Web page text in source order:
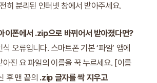
히 분리된 인터넷 창에서 받아주세요.
이폰에서 .zip으로 바뀌어서 받아졌다면?
오류입니다. 스마트폰 기본 ‘파일’ 앱에
아진 요 파일의 이름을 꾹 누르세요. [이름
후 맨 끝의 .zip 글자를 싹 지우고